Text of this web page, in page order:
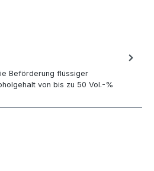
Beförderung flüssiger
von bis zu 50 Vol.-%